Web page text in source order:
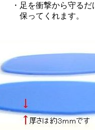
・足を衝撃から守る
保ってくれます。